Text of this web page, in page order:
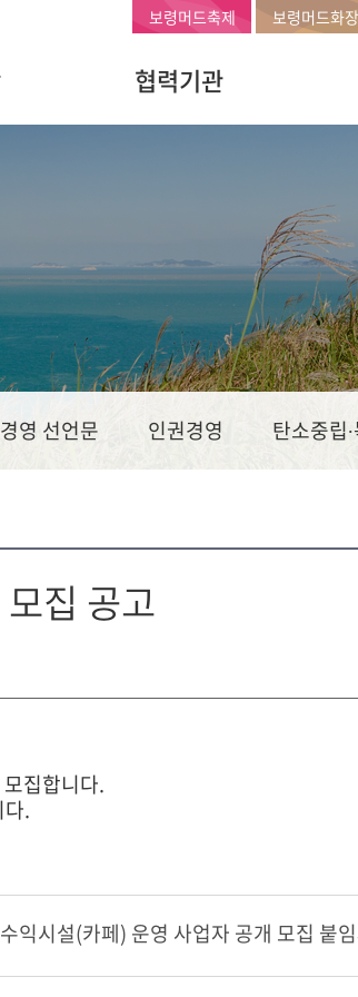
협력기관
보령머드축제 보령머드화
영 선언문 인권경영 탄소중립
집 공고
집합니다.
.
익시설(카페) 운영 사업자 공개 모집 붙